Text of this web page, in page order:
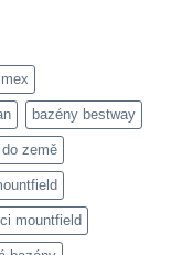
bazény bestway
země
mountfield